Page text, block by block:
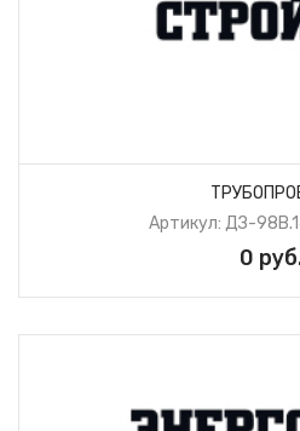
Артикул: ДЗ-
0